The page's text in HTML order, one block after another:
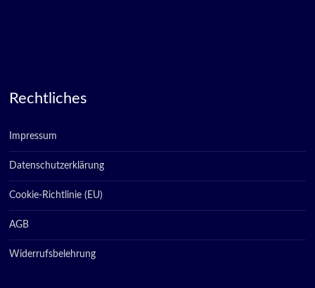
Rechtliches
Impressum
Datenschutzerklärung
Cookie-Richtlinie (EU)
AGB
Widerrufsbelehrung